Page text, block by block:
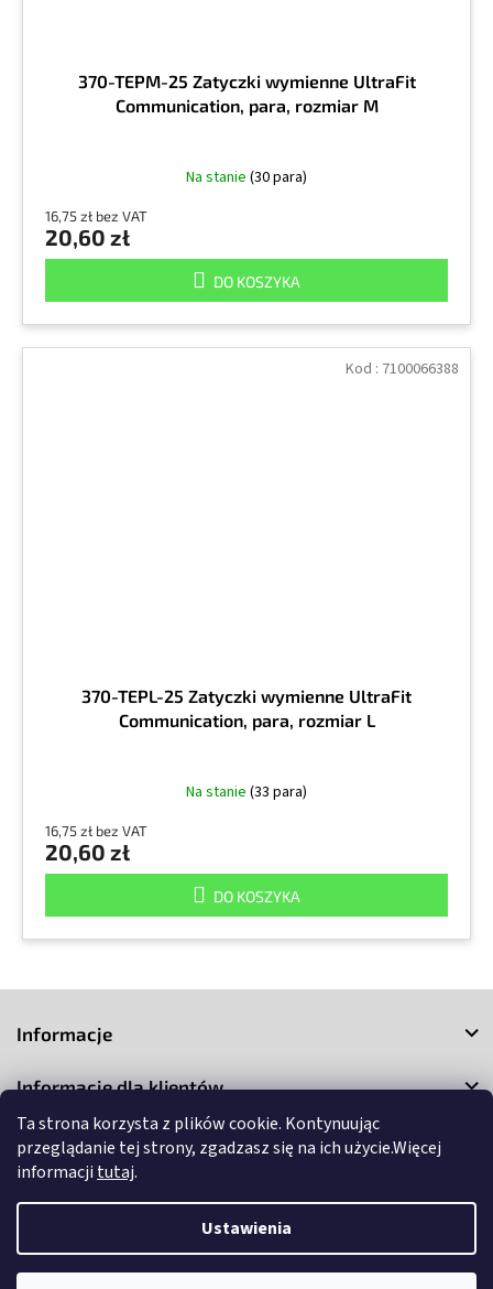
Ta strona korzysta z plików cookie. Kontynuując
przeglądanie tej strony, zgadzasz się na ich użycie.Więcej
informacji tutaj.
Ustawienia
370-TEPM-25 Zatyczki wymienne UltraFit
Communication, para, rozmiar M
Na stanie (30 para)
16,75 zł bez VAT
20,60 zł
DO KOSZYKA
370-TEPL-25 Zatyczki wymienne UltraFit
Communication, para, rozmiar L
Na stanie (33 para)
16,75 zł bez VAT
20,60 zł
DO KOSZYKA
Kod : 7100066388
k
Informacje
Informacje dla klientów
Kontakt